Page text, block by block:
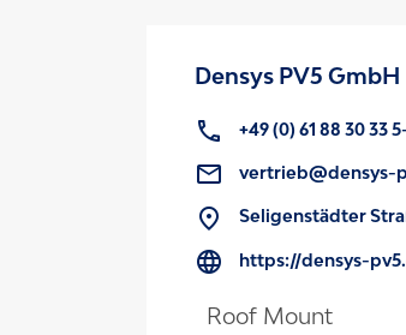
Densys PV5 GmbH
+49 (0) 61 88 30 33
vertrieb@densys-
Seligenstädter
https://densys-
Roof Mount